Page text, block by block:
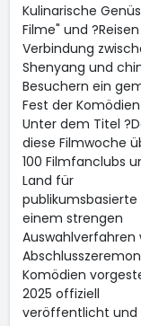
Kulinarische
Filme" und
Verbindung
Shenyang und
Besuchern ein
Fest der
Unter dem Titel
diese Filmwoche
100 Filmfanclubs
Land für
einem strengen
Auswahlverfahren
Komödien
2025 offiziell
veröffentlicht und